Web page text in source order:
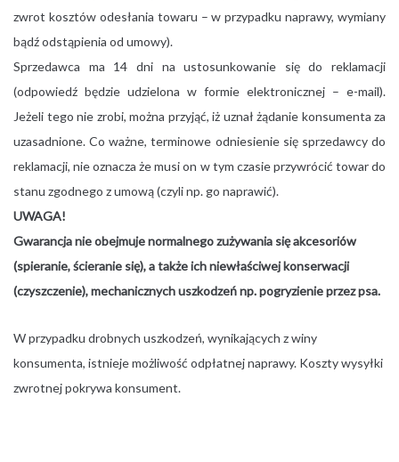
zwrot kosztów odesłania towaru – w przypadku naprawy, wymiany
bądź odstąpienia od umowy).
Sprzedawca ma 14 dni na ustosunkowanie się do reklamacji
(odpowiedź będzie udzielona w formie elektronicznej – e-mail).
Jeżeli tego nie zrobi, można przyjąć, iż uznał żądanie konsumenta za
uzasadnione. Co ważne, terminowe odniesienie się sprzedawcy do
reklamacji, nie oznacza że musi on w tym czasie przywrócić towar do
stanu zgodnego z umową (czyli np. go naprawić).
UWAGA!
Gwarancja nie obejmuje normalnego zużywania się akcesoriów
(spieranie, ścieranie się), a także ich niewłaściwej konserwacji
(czyszczenie), mechanicznych uszkodzeń np. pogryzienie przez psa.
W przypadku drobnych uszkodzeń, wynikających z winy
konsumenta, istnieje możliwość odpłatnej naprawy. Koszty wysyłki
zwrotnej pokrywa konsument.